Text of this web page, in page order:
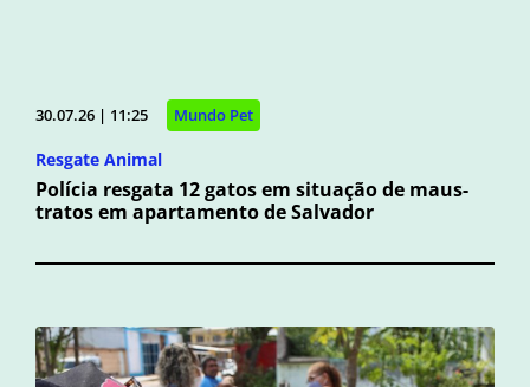
30.07.26 | 11:25 Mundo Pet
Resgate Animal
Polícia resgata 12 gatos em situação de maus-
tratos em apartamento de Salvador